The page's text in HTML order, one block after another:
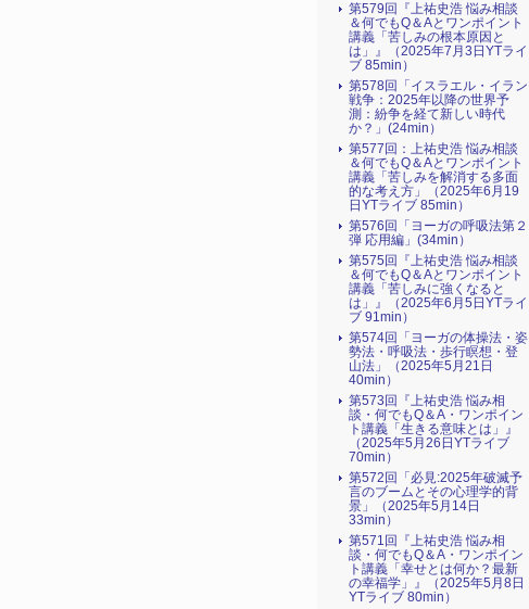
第579回『上祐史浩 悩み相談
＆何でもQ＆Aとワンポイント
講義「苦しみの根本原因と
は」』（2025年7月3日YTライ
ブ 85min）
第578回「イスラエル・イラン
戦争：2025年以降の世界予
測：紛争を経て新しい時代
か？」(24min）
第577回：上祐史浩 悩み相談
＆何でもQ＆Aとワンポイント
講義「苦しみを解消する多面
的な考え方」（2025年6月19
日YTライブ 85min）
第576回「ヨーガの呼吸法第２
弾 応用編」(34min）
第575回『上祐史浩 悩み相談
＆何でもQ＆Aとワンポイント
講義「苦しみに強くなると
は」』（2025年6月5日YTライ
ブ 91min）
第574回「ヨーガの体操法・姿
勢法・呼吸法・歩行瞑想・登
山法」（2025年5月21日
40min）
第573回『上祐史浩 悩み相
談・何でもQ＆A・ワンポイン
ト講義「生きる意味とは」』
（2025年5月26日YTライブ
70min）
第572回「必見:2025年破滅予
言のブームとその心理学的背
景」（2025年5月14日
33min）
第571回『上祐史浩 悩み相
談・何でもQ＆A・ワンポイン
ト講義「幸せとは何か？最新
の幸福学」』（2025年5月8日
YTライブ 80min）